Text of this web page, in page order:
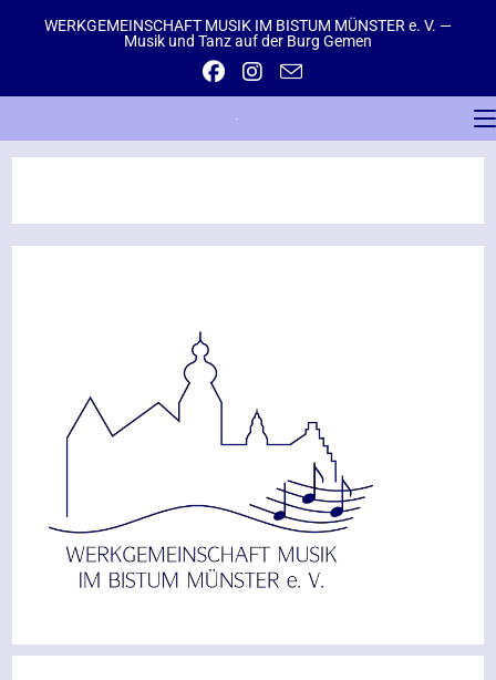
WERKGEMEINSCHAFT MUSIK IM BISTUM MÜNSTER e. V. —
Musik und Tanz auf der Burg Gemen